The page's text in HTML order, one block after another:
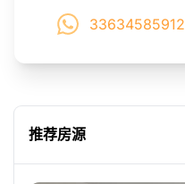
33634585912
推荐房源